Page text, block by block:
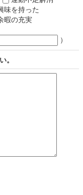
味を持った
暇の充実
）
。